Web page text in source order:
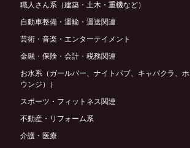
職人さん系（建築・土木・重機など）
自動車整備・運輸・運送関連
芸術・音楽・エンターテイメント
金融・保険・会計・税務関連
お水系（ガールバー、ナイトパブ、キャバクラ、
ウンジ））
スポーツ・フィットネス関連
不動産・リフォーム系
介護・医療